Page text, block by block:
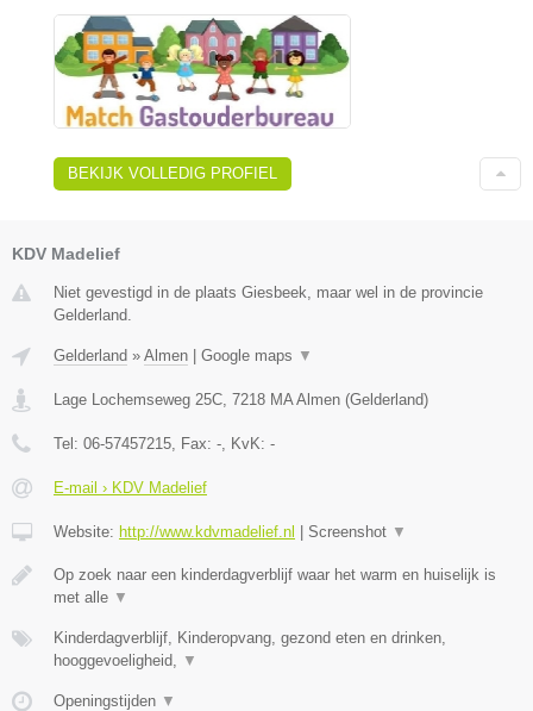
BEKIJK VOLLEDIG PROFIEL
KDV Madelief
Niet gevestigd in de plaats Giesbeek, maar wel in de provincie
Gelderland.
Gelderland » Almen | Google maps ▼
Lage Lochemseweg 25C 7218 MA Almen (Gelderland)
Tel: 06-57457215 , Fax: - , KvK: -
E-mail › KDV Madelief
Website: http://www.kdvmadelief.nl | Screenshot ▼
Op zoek naar een kinderdagverblijf waar het warm en huiselijk is
met alle ▼
Kinderdagverblijf, Kinderopvang, gezond eten en drinken,
hooggevoeligheid,
▼
Openingstijden ▼